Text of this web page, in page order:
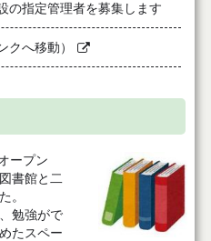
の指定管理者を募集します
クへ移動）
ープン
書館と二
。
勉強がで
たスペー